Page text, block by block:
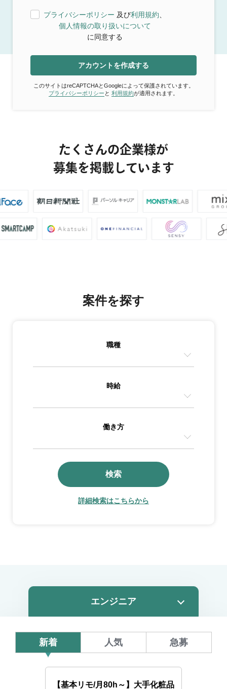
プライバシーポリシー 及び利用規約
個人情報の取り扱いについて
に同意する
アカウントを作成する
このサイトはreCAPTCHAとGoogleによって保護されています。
プライバシーポリシー と 利用規約が適用されます。
たくさんの企業様が
募集を掲載しています
案件を探す
職種
時給
働き方
検索
詳細検索はこちらから
新着 人気 急募
【基本リモ/月80h～】大手化粧品